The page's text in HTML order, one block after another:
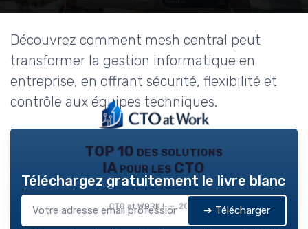
Découvrez comment mesh central peut
transformer la gestion informatique en
entreprise, en offrant sécurité, flexibilité et
contrôle aux équipes techniques.
TOP 10 des solutions
IA pour les CTO
CTO at WORK ! — 2026
Téléchargez gratuitement le livre blanc
➔ Télécharger